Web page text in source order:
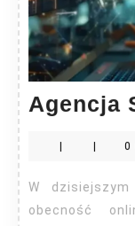
Agencja
0
W dzisiejszym dynamicznym świecie cyfrowym
obecność